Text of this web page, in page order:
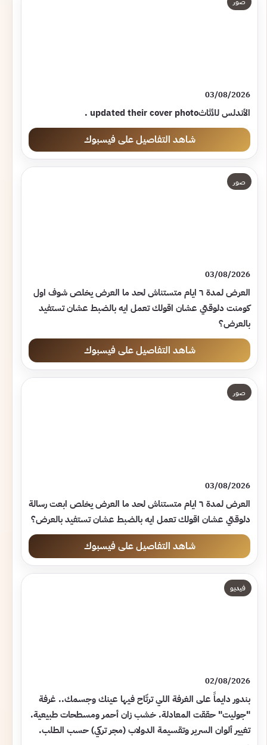
03/08/2026
شاهد التفاصيل على فيسبوك
صور
03/08/2026
العرض لمدة ٦ ايام متستناش لحد ما العرض يخلص شوف اول
كومنت دلوقتي عشان اقولك تعمل ايه بالضبط عشان تستفيد
بالعرض؟
شاهد التفاصيل على فيسبوك
صور
03/08/2026
العرض لمدة ٦ ايام متستناش لحد ما العرض يخلص ابعت رسالة
دلوقتي عشان اقولك تعمل ايه بالضبط عشان تستفيد بالعرض؟
شاهد التفاصيل على فيسبوك
فيديو
02/08/2026
بندور دايماً على الغرفة اللي ترتّاح فيها عينك وجسمك.. غرفة
"جوليت" حققت المعادلة. خشب زان أحمر ومسطحات طبيعية.
تغيير ألوان السرير وتقسيمة الدولاب (مجر تركي) حسب الطلب.